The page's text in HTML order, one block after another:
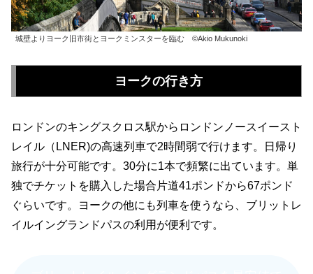
城壁よりヨーク旧市街とヨークミンスターを臨む ©Akio Mukunoki
ヨークの行き方
ロンドンのキングスクロス駅からロンドンノースイースト
レイル（LNER)の高速列車で2時間弱で行けます。日帰り
旅行が十分可能です。30分に1本で頻繁に出ています。単
独でチケットを購入した場合片道41ポンドから67ポンド
ぐらいです。ヨークの他にも列車を使うなら、ブリットレ
イルイングランドパスの利用が便利です。